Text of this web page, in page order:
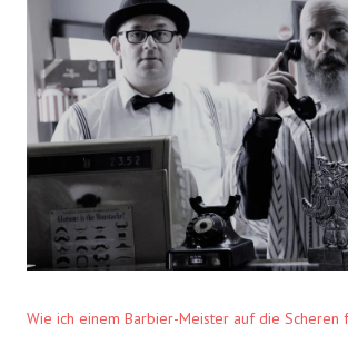
Wie ich einem Barbier-Meister auf die Scheren